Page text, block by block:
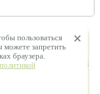
пользоваться
запретить
браузера.
политикой
данныхи